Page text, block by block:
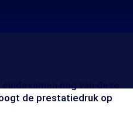
de prestatiedruk op